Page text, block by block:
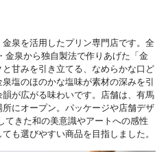
金泉を活用したプリン専門店です。全
金泉から独自製法で作りあげた「金
甘みを引き立てる、なめらかな口ど
塩のほのかな塩味が素材の深みを引
が広がる味わいです。店舗は、有馬
にオープン。パッケージや店舗デザ
てきた和の美意識やアートへの感性
も選びやすい商品を目指しました。